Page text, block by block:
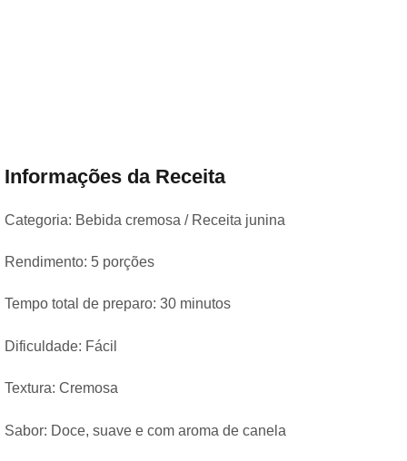
Informações da Receita
Categoria: Bebida cremosa / Receita junina
Rendimento: 5 porções
Tempo total de preparo: 30 minutos
Dificuldade: Fácil
Textura: Cremosa
Sabor: Doce, suave e com aroma de canela